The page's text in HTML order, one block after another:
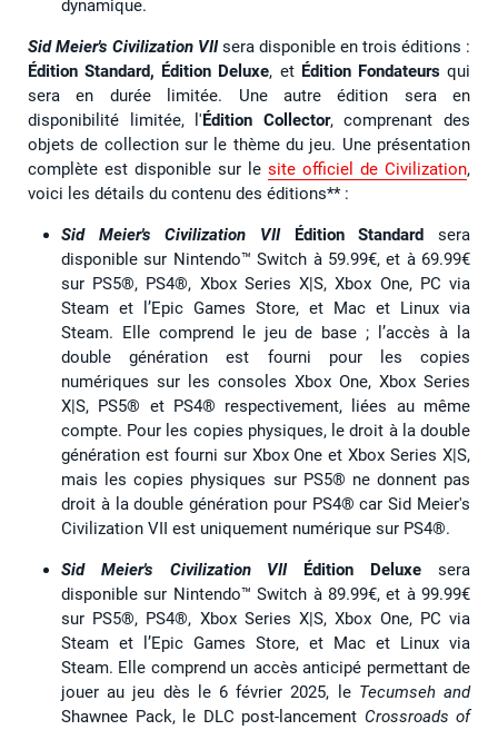
dynamique.
Sid Meier's Civilization VIIsera disponible en trois éditions :
Édition Standard, Édition Deluxe, et Édition Fondateurs qui
sera en durée limitée. Une autre édition sera en
disponibilité limitée, l'Édition Collector, comprenant des
objets de collection sur le thème du jeu. Une présentation
complète est disponible sur le site officiel de Civilization,
voici les détails du contenu des éditions** :
Sid Meier's Civilization VIIÉdition Standard sera
disponible sur Nintendo™ Switch à 59.99€, et à 69.99€
sur PS5®, PS4®, Xbox Series X|S, Xbox One, PC via
Steam et l’Epic Games Store, et Mac et Linux via
Steam. Elle comprend le jeu de base ; l’accès à la
double génération est fourni pour les copies
numériques sur les consoles Xbox One, Xbox Series
X|S, PS5® et PS4® respectivement, liées au même
compte. Pour les copies physiques, le droit à la double
génération est fourni sur Xbox One et Xbox Series X|S,
mais les copies physiques sur PS5® ne donnent pas
droit à la double génération pour PS4® car Sid Meier's
Civilization VII est uniquement numérique sur PS4®.
Sid Meier's Civilization VIIÉdition Deluxe sera
disponible sur Nintendo™ Switch à 89.99€, et à 99.99€
sur PS5®, PS4®, Xbox Series X|S, Xbox One, PC via
Steam et l’Epic Games Store, et Mac et Linux via
Steam. Elle comprend un accès anticipé permettant de
jouer au jeu dès le 6 février 2025, le Tecumseh and
Shawnee Pack, le DLC post-lancement Crossroads of